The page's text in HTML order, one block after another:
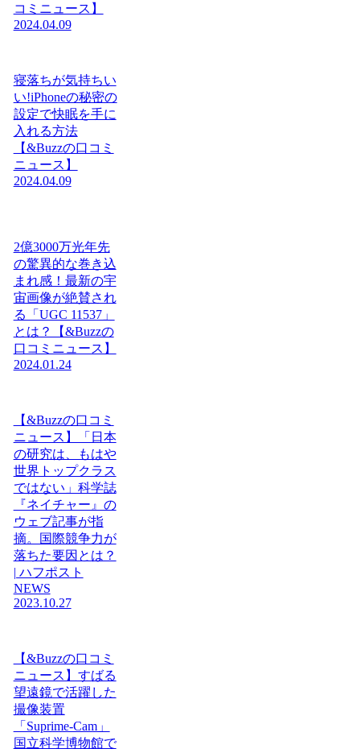
コミニュース】
2024.04.09
寝落ちが気持ちい
い!iPhoneの秘密の
設定で快眠を手に
入れる方法
【&Buzzの口コミ
ニュース】
2024.04.09
2億3000万光年先
の驚異的な巻き込
まれ感！最新の宇
宙画像が絶賛され
る「UGC 11537」
とは？【&Buzzの
口コミニュース】
2024.01.24
【&Buzzの口コミ
ニュース】「日本
の研究は、もはや
世界トップクラス
ではない」科学誌
『ネイチャー』の
ウェブ記事が指
摘。国際競争力が
落ちた要因とは？
| ハフポスト
NEWS
2023.10.27
【&Buzzの口コミ
ニュース】すばる
望遠鏡で活躍した
撮像装置
「Suprime-Cam」
国立科学博物館で